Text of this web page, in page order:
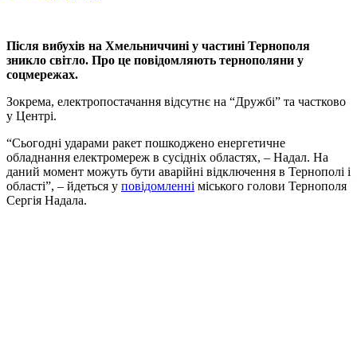
Після вибухів на Хмельниччині у частині Тернополя
зникло світло. Про це повідомляють тернополяни у
соцмережах.
Зокрема, електропостачання відсутнє на “Дружбі” та частково
у Центрі.
“Сьогодні ударами ракет пошкоджено енергетичне
обладнання електромереж в сусідніх областях, – Надал. На
даний момент можуть бути аварійні відключення в Тернополі і
області”, – йдеться у повідомленні міського голови Тернополя
Сергія Надала.